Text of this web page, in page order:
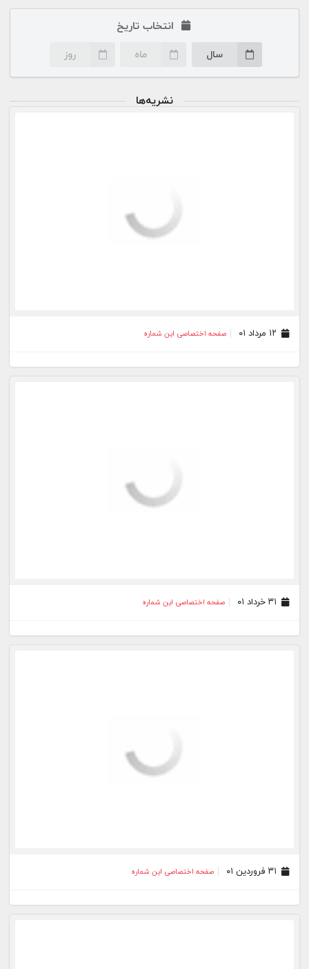
انتخاب تاریخ
سال ماه روز
نشریه‌ها
صفحه اختصاصی این شماره
صفحه اختصاصی این شماره
صفحه اختصاصی این شماره